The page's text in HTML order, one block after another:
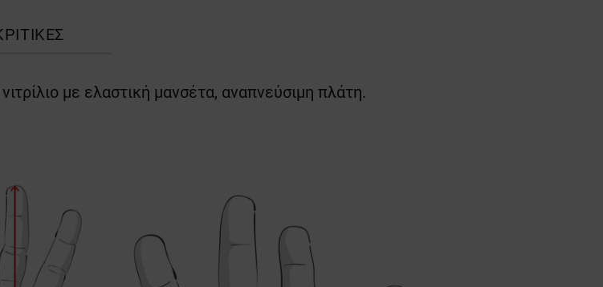
με ελαστική μανσέτα, αναπνεύσιμη πλάτη.